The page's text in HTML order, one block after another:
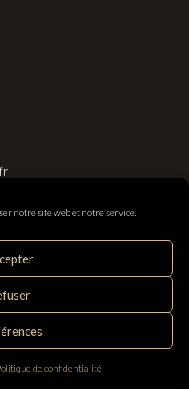
notre site web et notre service.
de confidentialité
rue Surcouf 56230